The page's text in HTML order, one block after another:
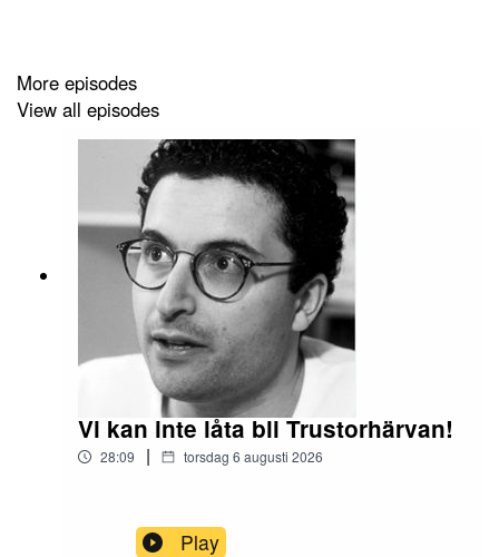
More episodes
View all episodes
Vi kan inte låta bli Trustorhärvan!
28:09 | torsdag 6 augusti 2026
Play